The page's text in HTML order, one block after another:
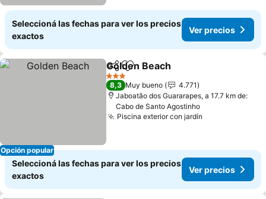
Seleccioná las fechas para ver los precios
exactos
Ver precios
Opción popular
CompartirAñadir a favoritos
Golden Beach
3 Estrellas
8,3 Muy bueno
4.771
Jaboatão dos Guararapes, a 17.7 km de:
Cabo de Santo Agostinho
Piscina exterior con jardín
Seleccioná las fechas para ver los precios
exactos
Ver precios